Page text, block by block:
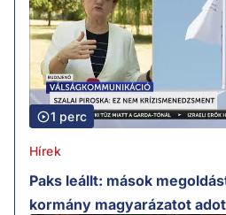
1 perc
Hírek
Paks leállt: mások
kormány magyarázatot